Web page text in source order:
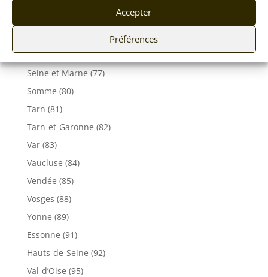
Accepter
Préférences
Seine-Maritime (76)
Seine et Marne (77)
Somme (80)
Tarn (81)
Tarn-et-Garonne (82)
Var (83)
Vaucluse (84)
Vendée (85)
Vosges (88)
Yonne (89)
Essonne (91)
Hauts-de-Seine (92)
Val-d’Oise (95)